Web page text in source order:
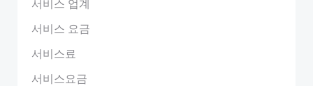
서비스 요금
서비스료
서비스요금